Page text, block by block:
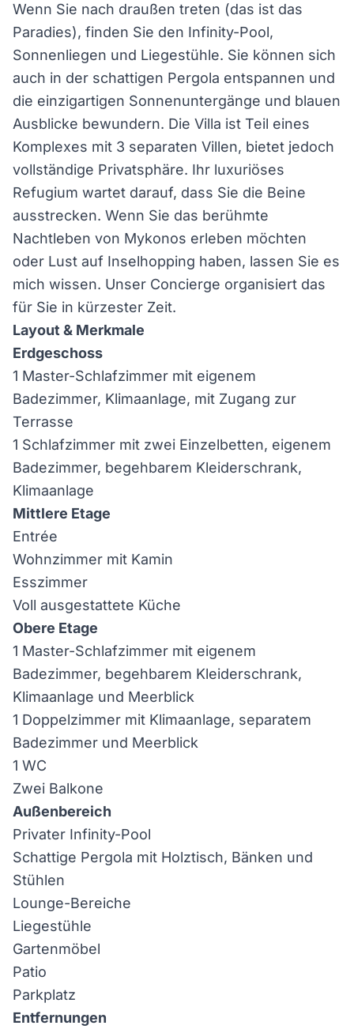
Wenn Sie nach draußen treten (das ist das
Paradies), finden Sie den Infinity-Pool,
Sonnenliegen und Liegestühle. Sie können sich
auch in der schattigen Pergola entspannen und
die einzigartigen Sonnenuntergänge und blauen
Ausblicke bewundern. Die Villa ist Teil eines
Komplexes mit 3 separaten Villen, bietet jedoch
vollständige Privatsphäre. Ihr luxuriöses
Refugium wartet darauf, dass Sie die Beine
ausstrecken. Wenn Sie das berühmte
Nachtleben von Mykonos erleben möchten
oder Lust auf Inselhopping haben, lassen Sie es
mich wissen. Unser Concierge organisiert das
für Sie in kürzester Zeit.
Layout & Merkmale
Erdgeschoss
1 Master-Schlafzimmer mit eigenem
Badezimmer, Klimaanlage, mit Zugang zur
Terrasse
1 Schlafzimmer mit zwei Einzelbetten, eigenem
Badezimmer, begehbarem Kleiderschrank,
Klimaanlage
Mittlere Etage
Entrée
Wohnzimmer mit Kamin
Esszimmer
Voll ausgestattete Küche
Obere Etage
1 Master-Schlafzimmer mit eigenem
Badezimmer, begehbarem Kleiderschrank,
Klimaanlage und Meerblick
1 Doppelzimmer mit Klimaanlage, separatem
Badezimmer und Meerblick
1 WC
Zwei Balkone
Außenbereich
Privater Infinity-Pool
Schattige Pergola mit Holztisch, Bänken und
Stühlen
Lounge-Bereiche
Liegestühle
Gartenmöbel
Patio
Parkplatz
Entfernungen